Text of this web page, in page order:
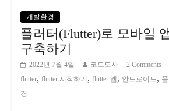
개발환경
플러터(Flutter)로 모바일
구축하기
2022년 7월 4일 코드도사 2 Comments
flutter, flutter 시작하기 , flutter 앱, 안드로이드 ,
경